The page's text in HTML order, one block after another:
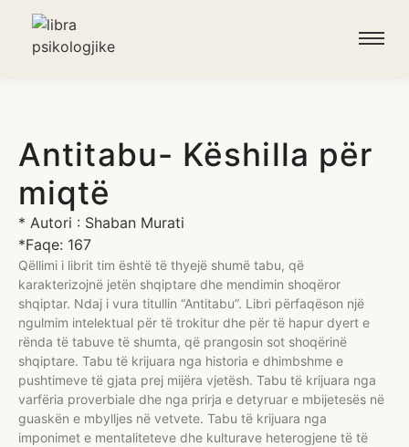
Antitabu- Këshilla për
miqtë
* Autori : Shaban Murati
*Faqe: 167
Qëllimi i librit tim është të thyejë shumë tabu, që
karakterizojnë jetën shqiptare dhe mendimin shoqëror
shqiptar. Ndaj i vura titullin “Antitabu”. Libri përfaqëson një
ngulmim intelektual për të trokitur dhe për të hapur dyert e
rënda të tabuve të shumta, që prangosin sot shoqërinë
shqiptare. Tabu të krijuara nga historia e dhimbshme e
pushtimeve të gjata prej mijëra vjetësh. Tabu të krijuara nga
varfëria proverbiale dhe nga prirja e detyruar e mbijetesës në
guaskën e mbylljes në vetvete. Tabu të krijuara nga
imponimet e mentaliteteve dhe kulturave heterogjene të të